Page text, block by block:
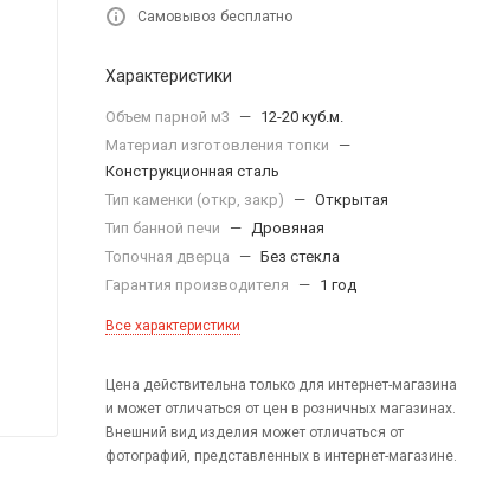
Самовывоз бесплатно
Характеристики
Объем парной м3 — 12-20 куб.м.
Материал изготовления топки
—
Конструкционная сталь
Тип каменки (откр, закр)
— Открытая
Тип банной печи
— Дровяная
Топочная дверца
— Без стекла
Гарантия производителя
— 1 год
Все характеристики
Цена действительна только для интернет-магазина
и может отличаться от цен в розничных магазинах.
Внешний вид изделия может отличаться от
фотографий, представленных в интернет-магазине.